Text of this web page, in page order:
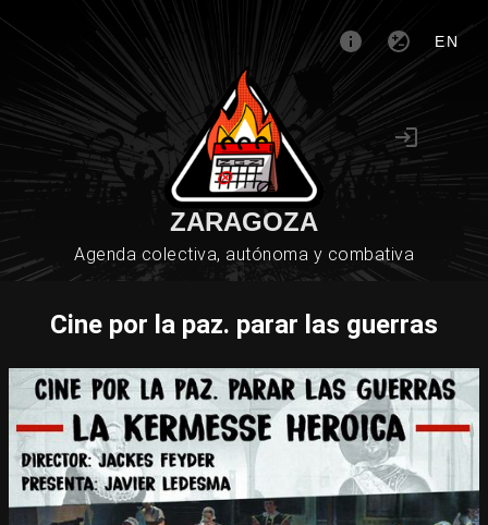
EN
ZARAGOZA
Agenda colectiva, autónoma y combativa
Cine por la paz. parar las guerras